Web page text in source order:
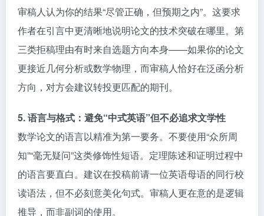
审稿人认为你的结果“尽管正确，但预期之内”。这要求
作者在引言中更清晰地说明论文的技术突破在哪里。第
三类拒稿理由有时来自选题方向本身——如果你的论文
更接近几何分析或数学物理，而审稿人恰好在泛函分析
方向，对方会建议转投更匹配的期刊。
5. 语言与格式：避免“中式英语”但不必追求文学性
数学论文的语言以精准为第一要务。不要使用“众所周
知”“毫无疑问”这类修饰性短语。定理陈述和证明过程中
的语言要直白。建议在投稿前请一位英语母语的同行校
读语法，但不必刻意美化句式。审稿人更在意的是逻辑
推导，而非副词的使用。